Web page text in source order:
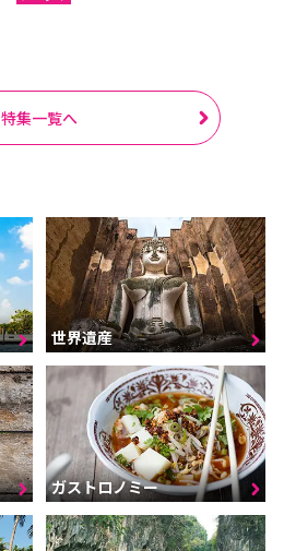
特集一覧へ
世界遺産
ガストロノミー